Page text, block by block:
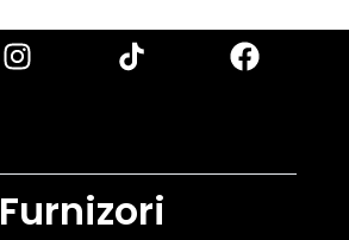
Furnizori